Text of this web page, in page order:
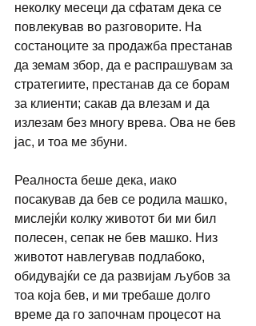
неколку месеци да сфатам дека се
повлекував во разговорите. На
состаноците за продажба престанав
да земам збор, да е распрашувам за
стратегиите, престанав да се борам
за клиенти; сакав да влезам и да
излезам без многу врева. Ова не бев
јас, и тоа ме збуни.
Реалноста беше дека, иако
посакував да бев се родила машко,
мислејќи колку животот би ми бил
полесен, сепак не бев машко. Низ
животот навлегував подлабоко,
обидувајќи се да развијам љубов за
тоа која бев, и ми требаше долго
време да го започнам процесот на